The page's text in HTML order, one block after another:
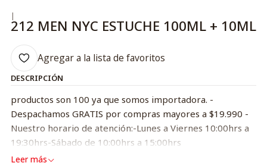
|
212 MEN NYC ESTUCHE 100ML + 10ML
Agregar a la lista de favoritos
DESCRIPCIÓN
productos son 100 ya que somos importadora. -
Despachamos GRATIS por compras mayores a $19.990 -
Nuestro horario de atención:-Lunes a Viernes 10:00hrs a
19:30hrs-Sábado de 10:00hrs a 15:00hrs
Leer más